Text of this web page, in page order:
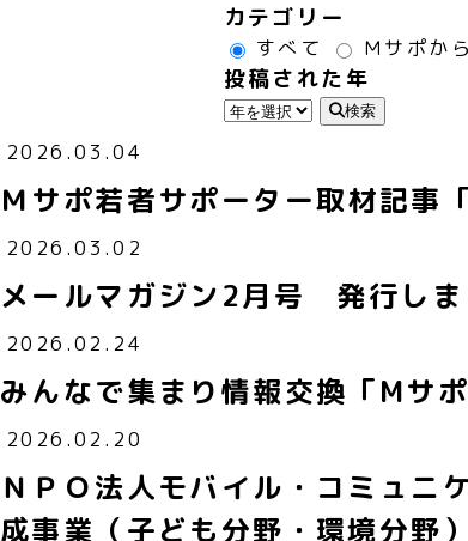
カテゴリー
すべて Ｍサポか
投稿された年
検索
2026.03.04
Ｍサポ若者サポーター取材記事
2026.03.02
メールマガジン2月号 発行しま
2026.02.24
みんなで集まり情報交換「Mサ
2026.02.20
ＮＰＯ法人モバイル・コミュ
成事業（子ども分野・環境分野